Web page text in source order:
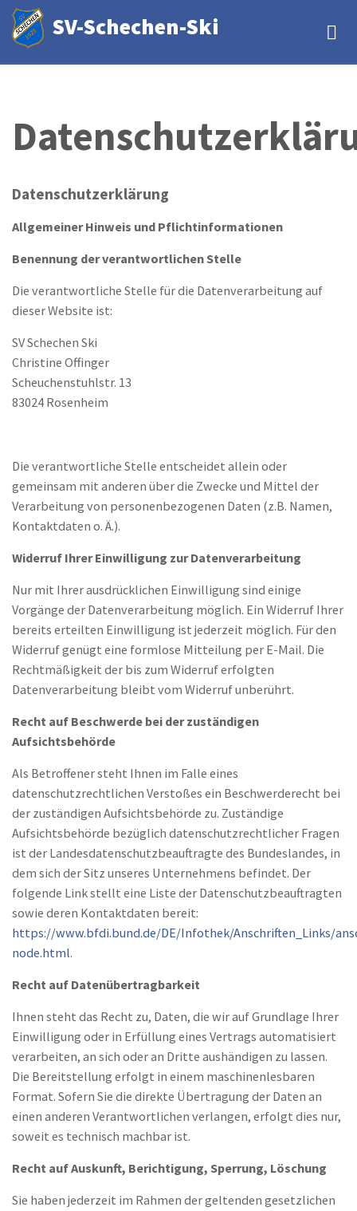
Direkt
zum
Inhalt
SV-Schechen-Ski
Datenschutzerklärung
Allgemeiner Hinweis und Pflichtinformationen
Benennung der verantwortlichen Stelle
Die verantwortliche Stelle für die Datenverarbeitung auf
dieser Website ist:
SV Schechen Ski
Christine Offinger
Scheuchenstuhlstr. 13
83024 Rosenheim
Die verantwortliche Stelle entscheidet allein oder
gemeinsam mit anderen über die Zwecke und Mittel der
Verarbeitung von personenbezogenen Daten (z.B. Namen,
Kontaktdaten o. Ä.).
Widerruf Ihrer Einwilligung zur Datenverarbeitung
Nur mit Ihrer ausdrücklichen Einwilligung sind einige
Vorgänge der Datenverarbeitung möglich. Ein Widerruf Ihrer
bereits erteilten Einwilligung ist jederzeit möglich. Für den
Widerruf genügt eine formlose Mitteilung per E-Mail. Die
Rechtmäßigkeit der bis zum Widerruf erfolgten
Datenverarbeitung bleibt vom Widerruf unberührt.
Recht auf Beschwerde bei der zuständigen
Aufsichtsbehörde
Als Betroffener steht Ihnen im Falle eines
datenschutzrechtlichen Verstoßes ein Beschwerderecht bei
der zuständigen Aufsichtsbehörde zu. Zuständige
Aufsichtsbehörde bezüglich datenschutzrechtlicher Fragen
ist der Landesdatenschutzbeauftragte des Bundeslandes, in
dem sich der Sitz unseres Unternehmens befindet. Der
folgende Link stellt eine Liste der Datenschutzbeauftragten
sowie deren Kontaktdaten bereit:
https://www.bfdi.bund.de/DE/Infothek/Anschriften_Links/
node.html.
Recht auf Datenübertragbarkeit
Ihnen steht das Recht zu, Daten, die wir auf Grundlage Ihrer
Einwilligung oder in Erfüllung eines Vertrags automatisiert
verarbeiten, an sich oder an Dritte aushändigen zu lassen.
Die Bereitstellung erfolgt in einem maschinenlesbaren
Format. Sofern Sie die direkte Übertragung der Daten an
einen anderen Verantwortlichen verlangen, erfolgt dies nur,
soweit es technisch machbar ist.
Recht auf Auskunft, Berichtigung, Sperrung, Löschung
Sie haben jederzeit im Rahmen der geltenden gesetzlichen